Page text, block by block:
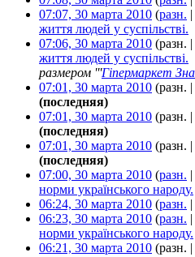
07:07, 30 марта 2010 (разн. |
життя людей у суспільстві.
07:06, 30 марта 2010 (разн. |
життя людей у суспільстві.
размером '''Гіпермаркет
07:01, 30 марта 2010 (разн. |
(последняя)
07:01, 30 марта 2010 (разн. |
(последняя)
07:01, 30 марта 2010 (разн. |
(последняя)
07:00, 30 марта 2010 (разн. |
норми українського народу.
06:24, 30 марта 2010 (разн. |
06:23, 30 марта 2010 (разн. |
норми українського народу.
06:21, 30 марта 2010 (разн. |